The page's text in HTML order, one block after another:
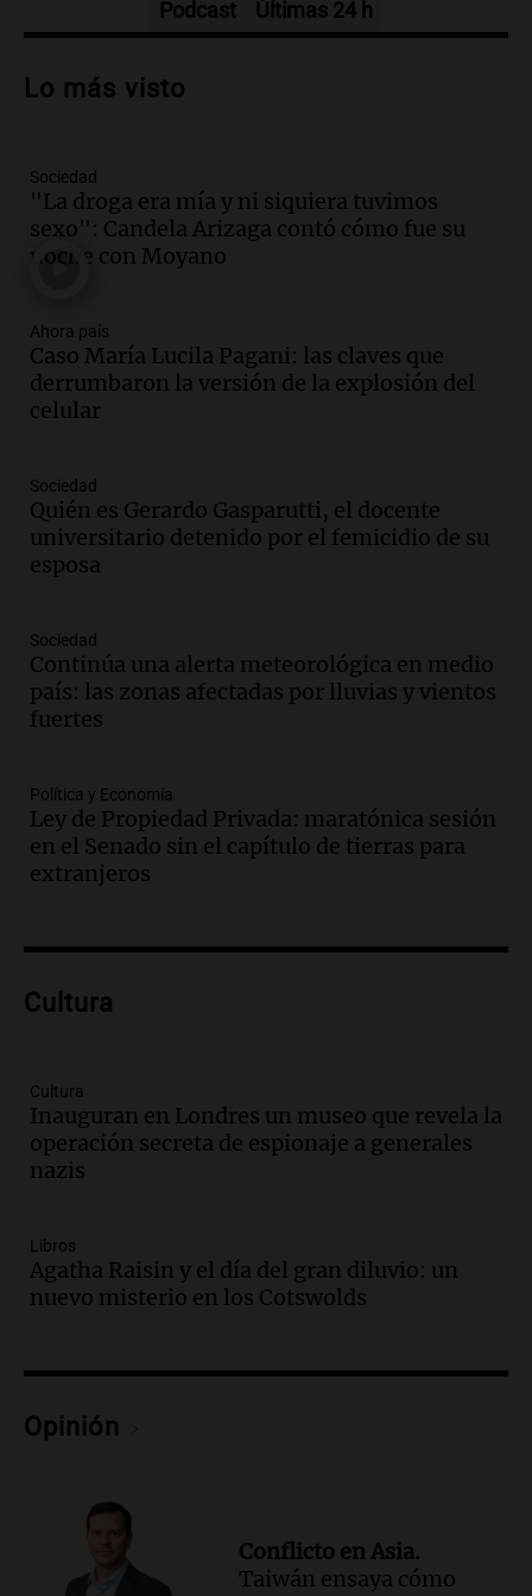
Audio.Debate en el Senado sobre
la soberanía digital en Argentina
Audio.
de semana helado y ciudadanos
marchan contra reforma de tierras
Panorama Federal
Audio.
El "Mono" de Kapanga
adelantó su show en Rosario.
Viva la Radio Rosario
Episodios
en suspenso a hombre por simular robo
de recaudación en San Luis
Panorama Federal
Episodios
ayuda por problemas de fertilidad y la
ostentación de millonarios
Amamos Argentina
Episodios
avanza con testimonios clave sobre el
accidente en Villa Dolores
Panorama Federal
Episodios
tributo todos los jueves
Episodios
sea, va a ser lindo”
La Cadena del Gol
Episodios
Audio.
mano es muy peligroso”
La Argentina, hoy
Episodios
sobre los parques educativos
Episodios
durante la primavera
Informados al regreso
Episodios
Podcast Últimas 24 h
Lo más visto
Sociedad
"La droga era mía y ni siquiera tuvimos
sexo": Candela Arizaga contó cómo fue su
noche con Moyano
Ahora país
Caso María Lucila Pagani: las claves que
derrumbaron la versión de la explosión del
celular
Sociedad
Quién es Gerardo Gasparutti, el docente
universitario detenido por el femicidio de su
esposa
Sociedad
Continúa una alerta meteorológica en medio
país: las zonas afectadas por lluvias y vientos
fuertes
Política y Economía
Ley de Propiedad Privada: maratónica sesión
en el Senado sin el capítulo de tierras para
extranjeros
Cultura
Cultura
Inauguran en Londres un museo que revela la
operación secreta de espionaje a generales
nazis
Libros
Agatha Raisin y el día del gran diluvio: un
nuevo misterio en los Cotswolds
Opinión
Conflicto en Asia.
Taiwán ensaya cómo